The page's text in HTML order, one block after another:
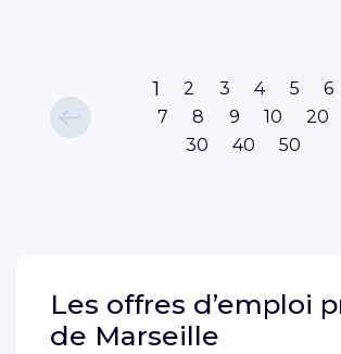
1 2 3 4 5
6
7
8 9 10
20
30
40 50
Les offres d’emploi
de Marseille